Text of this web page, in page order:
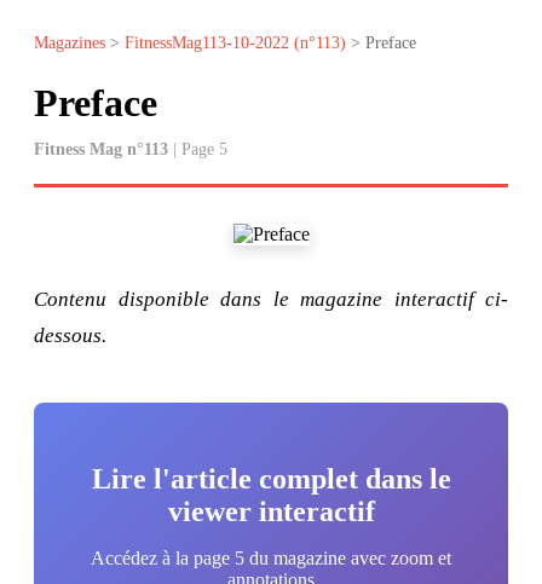
Magazines > FitnessMag113-10-2022 (n°113) > Preface
Preface
Fitness Mag n°113 | Page 5
Contenu disponible dans le magazine interactif ci-
dessous.
Lire l'article complet dans le
viewer interactif
Accédez à la page 5 du magazine avec zoom et